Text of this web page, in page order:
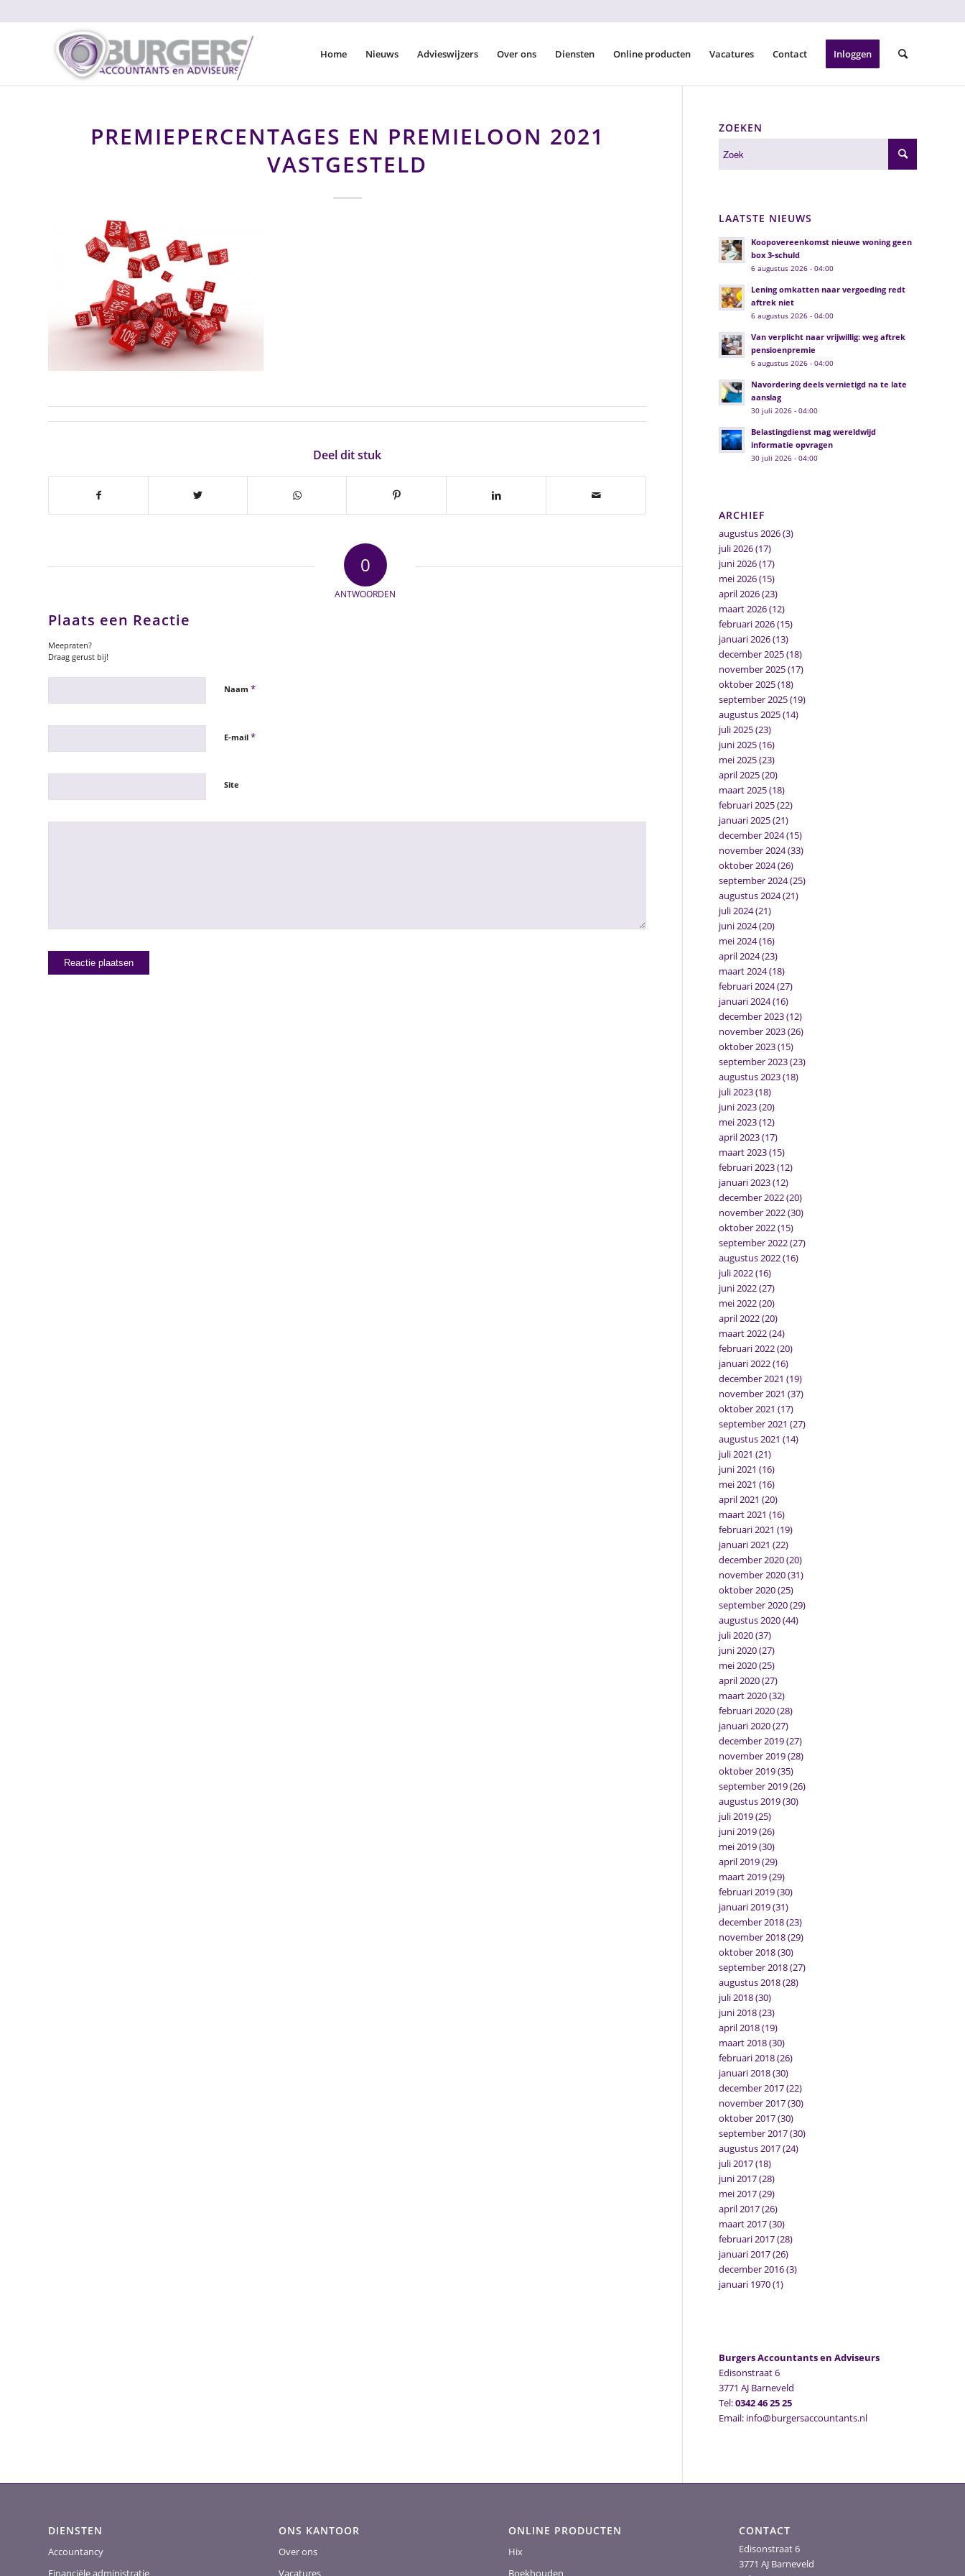
Home Nieuws Advieswijzers Over ons Diensten Online producten Vacatures Contact Inloggen
PREMIEPERCENTAGES EN PREMIELOON 2021
VASTGESTELD
Deel dit stuk
0
ANTWOORDEN
Plaats een Reactie
Meepraten?
Draag gerust bij!
Naam *
E-mail *
Site
ZOEKEN
LAATSTE NIEUWS
Koopovereenkomst nieuwe woning geen
box 3-schuld
6 augustus 2026 - 04:00
Lening omkatten naar vergoeding redt
aftrek niet
6 augustus 2026 - 04:00
Van verplicht naar vrijwillig: weg aftrek
pensioenpremie
6 augustus 2026 - 04:00
Navordering deels vernietigd na te late
aanslag
30 juli 2026 - 04:00
Belastingdienst mag wereldwijd
informatie opvragen
30 juli 2026 - 04:00
ARCHIEF
augustus 2026(3)
juli 2026(17)
juni 2026(17)
mei 2026(15)
april 2026(23)
maart 2026(12)
februari 2026(15)
januari 2026(13)
december 2025(18)
november 2025(17)
oktober 2025(18)
september 2025(19)
augustus 2025(14)
juli 2025(23)
juni 2025(16)
mei 2025(23)
april 2025(20)
maart 2025(18)
februari 2025(22)
januari 2025(21)
december 2024(15)
november 2024(33)
oktober 2024(26)
september 2024(25)
augustus 2024(21)
juli 2024(21)
juni 2024(20)
mei 2024(16)
april 2024(23)
maart 2024(18)
februari 2024(27)
januari 2024(16)
december 2023(12)
november 2023(26)
oktober 2023(15)
september 2023(23)
augustus 2023(18)
juli 2023(18)
juni 2023(20)
mei 2023(12)
april 2023(17)
maart 2023(15)
februari 2023(12)
januari 2023(12)
december 2022(20)
november 2022(30)
oktober 2022(15)
september 2022(27)
augustus 2022(16)
juli 2022(16)
juni 2022(27)
mei 2022(20)
april 2022(20)
maart 2022(24)
februari 2022(20)
januari 2022(16)
december 2021 (19)
november 2021 (37)
oktober 2021 (17)
september 2021 (27)
augustus 2021 (14)
juli 2021 (21)
juni 2021 (16)
mei 2021 (16)
april 2021 (20)
maart 2021 (16)
februari 2021 (19)
januari 2021 (22)
december 2020(20)
november 2020(31)
oktober 2020(25)
september 2020(29)
augustus 2020(44)
juli 2020(37)
juni 2020(27)
mei 2020(25)
april 2020(27)
maart 2020(32)
februari 2020(28)
januari 2020(27)
december 2019(27)
november 2019(28)
oktober 2019(35)
september 2019(26)
augustus 2019(30)
juli 2019(25)
juni 2019(26)
mei 2019(30)
april 2019(29)
maart 2019(29)
februari 2019(30)
januari 2019(31)
december 2018(23)
november 2018(29)
oktober 2018(30)
september 2018(27)
augustus 2018(28)
juli 2018(30)
juni 2018(23)
april 2018(19)
maart 2018(30)
februari 2018(26)
januari 2018(30)
december 2017(22)
november 2017(30)
oktober 2017(30)
september 2017(30)
augustus 2017(24)
juli 2017(18)
juni 2017(28)
mei 2017(29)
april 2017(26)
maart 2017(30)
februari 2017(28)
januari 2017(26)
december 2016(3)
januari 1970(1)
Burgers Accountants en Adviseurs
Edisonstraat 6
3771 AJ Barneveld
Tel:0342 46 25 25
Email: info@burgersaccountants.nl
DIENSTEN
Accountancy
Financiële administratie
ONS KANTOOR
Over ons
Vacatures
ONLINE PRODUCTEN
Hix
Boekhouden
CONTACT
Edisonstraat 6
3771 AJ Barneveld